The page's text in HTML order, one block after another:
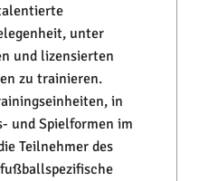
unter
und lizensierten
zu trainieren.
in
und Spielformen im
Teilnehmer des